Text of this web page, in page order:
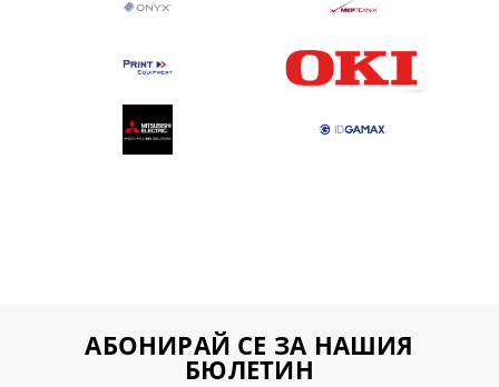
АБОНИРАЙ СЕ ЗА НАШИЯ
БЮЛЕТИН